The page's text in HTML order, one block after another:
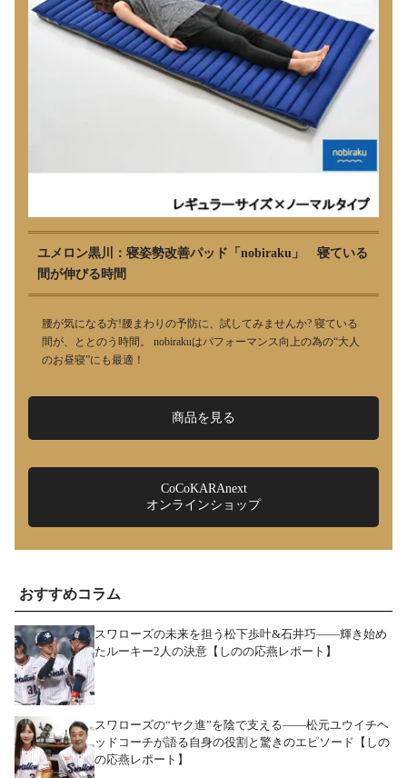
ユメロン黒川：寝姿勢改善パッド「nobiraku」 寝ている
間が伸びる時間
腰が気になる方!腰まわりの予防に、試してみませんか? 寝ている
間が、ととのう時間。 nobirakuはパフォーマンス向上の為の“大人
のお昼寝”にも最適！
商品を見る
CoCoKARAnext
オンラインショップ
おすすめコラム
スワローズの未来を担う松下歩叶&石井巧――輝き始め
たルーキー2人の決意【しのの応燕レポート】
スワローズの“ヤク進”を陰で支える――松元ユウイチヘ
ッドコーチが語る自身の役割と驚きのエピソード【しの
の応燕レポート】